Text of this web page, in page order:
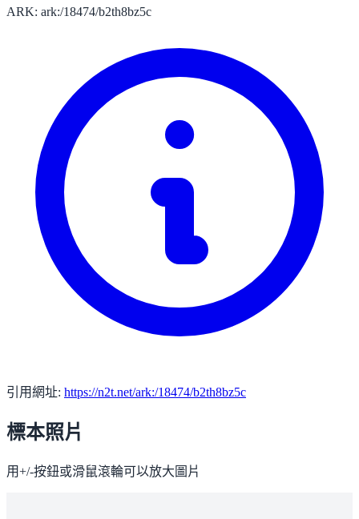
ARK: ark:/18474/b2th8bz5c
引用網址: https://n2t.net/ark:/18474/b2th8bz5c
標本照片
用+/-按鈕或滑鼠滾輪可以放大圖片